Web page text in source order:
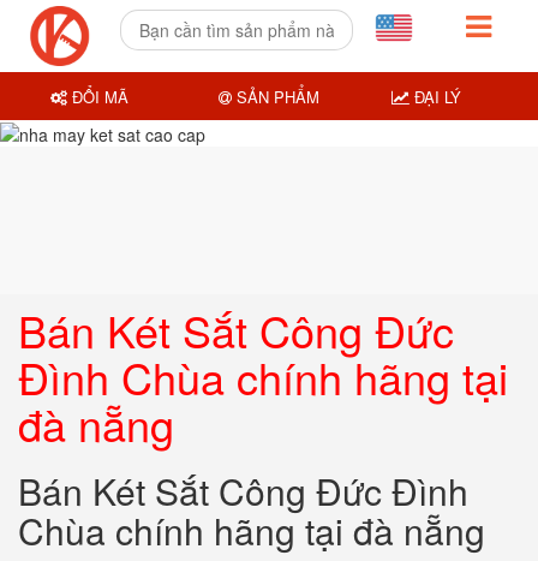
Bán Két Sắt Công Đức
Đình Chùa chính hãng tại
đà nẵng
Bán Két Sắt Công Đức Đình
Chùa chính hãng tại đà nẵng
ĐỔI MÃ SẢN PHẨM ĐẠI LÝ